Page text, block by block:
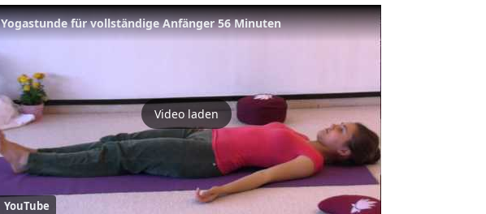
Yogastunde für vollständige Anfänger 56 Minuten
Video laden
YouTube